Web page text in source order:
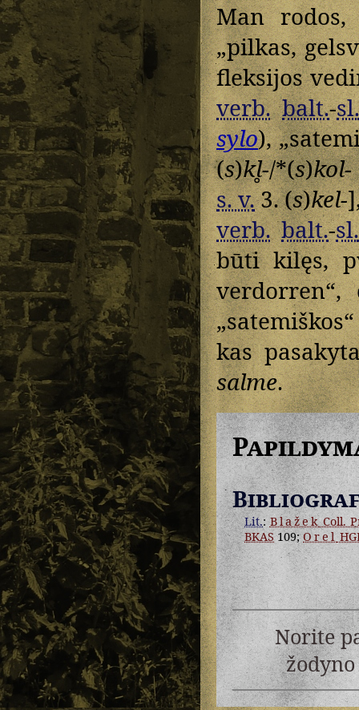
Man
„pilkas,
fleksijos
verb. balt.-
sylo),
(s)kl̥-/*(s)kol-
s. v.3. (s)kel-
verb. balt.-sl.
būti kilęs,
kas
salme.
Lit.:BlažekColl.
BKAS 109;Orel
Norite